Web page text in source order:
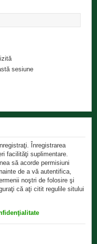
sesiune
Înregistrarea
facilităţi suplimentare.
să acorde permisiuni
de a vă autentifica,
noştri de folosire şi
că aţi citit regulile sitului